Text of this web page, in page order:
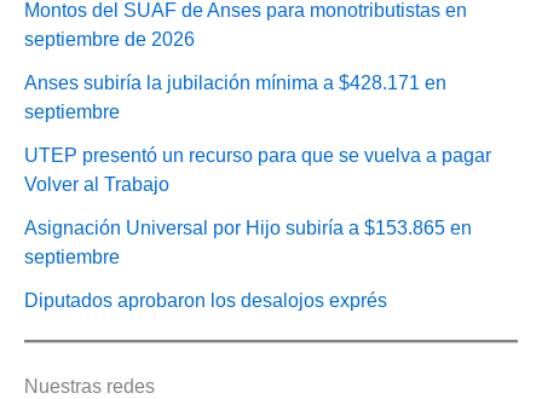
Montos del SUAF de Anses para monotributistas en
septiembre de 2026
Anses subiría la jubilación mínima a $428.171 en
septiembre
UTEP presentó un recurso para que se vuelva a pagar
Volver al Trabajo
Asignación Universal por Hijo subiría a $153.865 en
septiembre
Diputados aprobaron los desalojos exprés
Nuestras redes